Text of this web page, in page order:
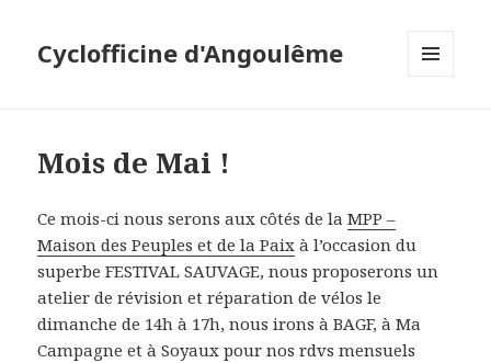
Cyclofficine d'Angoulême
Mois de Mai !
Ce mois-ci nous serons aux côtés de laMPP –
Maison des Peuples et de la Paix à l’occasion du
superbe FESTIVAL SAUVAGE, nous proposerons un
atelier de révision et réparation de vélos le
dimanche de 14h à 17h, nous irons à BAGF, à Ma
Campagne et à Soyaux pour nos rdvs mensuels